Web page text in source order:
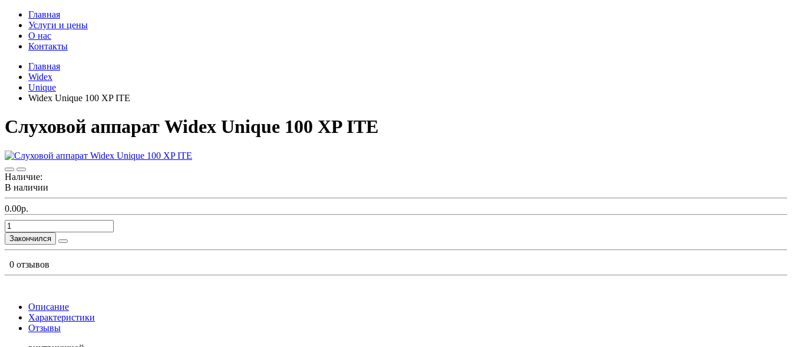
Главная
Услуги и цены
О нас
Контакты
Главная
Widex
Unique
Widex Unique 100 XP ITE
Cлуховой аппарат Widex Unique 100 XP ITE
Наличие:
В наличии
0.00р.
Закончился
0 отзывов
Описание
Характеристики
Отзывы